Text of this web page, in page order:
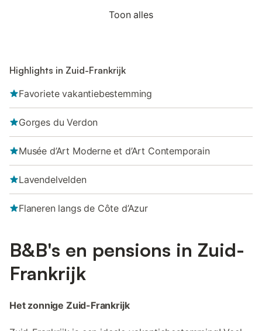
Toon alles
Highlights in Zuid-Frankrijk
Favoriete vakantiebestemming
Gorges du Verdon
Musée d’Art Moderne et d’Art Contemporain
Lavendelvelden
Flaneren langs de Côte d’Azur
B&B's en pensions in Zuid-
Frankrijk
Het zonnige Zuid-Frankrijk